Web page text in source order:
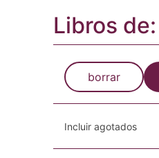
Libros
borrar
Incluir agotados